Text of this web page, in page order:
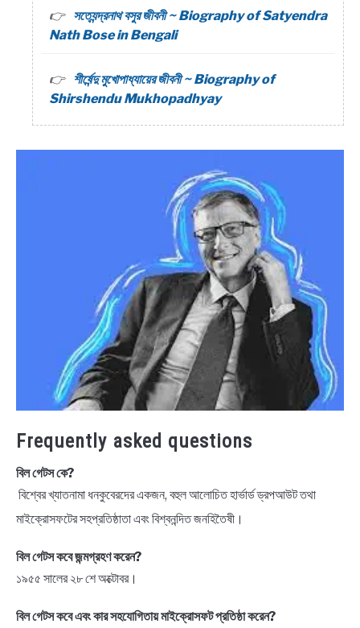
সত্যেন্দ্রনাথ বসুর জীবনী ~ Biography of Satyendra
Nath Bose in Bengali
শীর্ষেন্দু মুখোপাধ্যায়ের জীবনী ~ Biography of
Shirshendu Mukhopadhyay
Frequently asked questions
বিল গেটস কে?
বিশ্বের খ্যাতনামা ধনকুবেরদের একজন, বহুল আলোচিত হার্ভার্ড ড্রপআউট তথা
মাইক্রোসফটের সহপ্রতিষ্ঠাতা এবং বিশ্বনন্দিত জনহিতৈষী।
বিল গেটস কবে জন্মগ্রহণ করেন?
১৯৫৫ সালের ২৮ শে অক্টোবর।
বিল গেটস কবে এবং কার সহযোগিতায় মাইক্রোসফট প্রতিষ্ঠা করেন?